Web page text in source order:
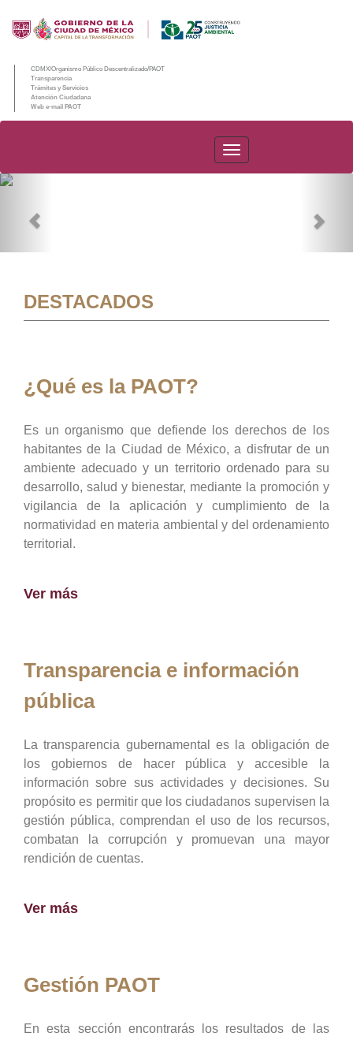
CDMX/Organismo Público Descentralizado/PAOT
Transparencia
Trámites y Servicios
Atención Ciudadana
Web e-mail PAOT
PAOT
DESTACADOS
¿Qué es la PAOT?
Es un organismo que defiende los derechos de los
habitantes de la Ciudad de México, a disfrutar de un
ambiente adecuado y un territorio ordenado para su
desarrollo, salud y bienestar, mediante la promoción y
vigilancia de la aplicación y cumplimiento de la
normatividad en materia ambiental y del ordenamiento
territorial.
Ver más
Transparencia e información
pública
La transparencia gubernamental es la obligación de
los gobiernos de hacer pública y accesible la
información sobre sus actividades y decisiones. Su
propósito es permitir que los ciudadanos supervisen la
gestión pública, comprendan el uso de los recursos,
combatan la corrupción y promuevan una mayor
rendición de cuentas.
Ver más
Gestión PAOT
En esta sección encontrarás los resultados de las